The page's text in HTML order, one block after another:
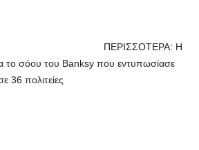
ΠΕΡΙΣΣΟΤΕΡΑ: Η
το σόου του Banksy που εντυπωσίασε
36 πολιτείες